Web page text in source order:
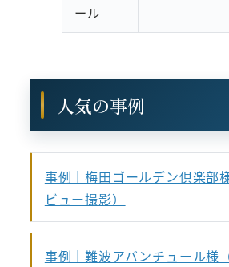
ール
人気の事例
事例｜梅田ゴールデン倶楽部
ビュー撮影）
事例｜難波アバンチュール様